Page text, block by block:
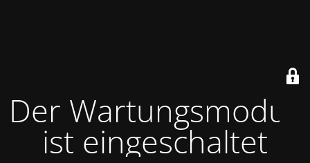
Der Wartungsmodus
ist eingeschaltet